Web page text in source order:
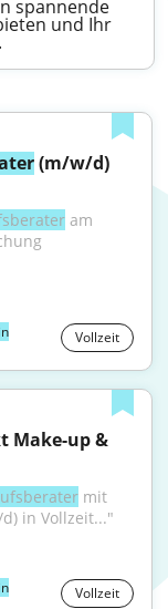
spannende
und Ihr
(m/w/d)
am
Vollzeit
Make-up &
mit
in Vollzeit..."
Vollzeit